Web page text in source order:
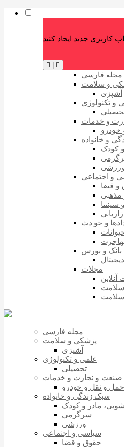
مجله فارسی
و سلامت
آشپزی
و تکنولوژی
و خدمات
خودرو
و خانواده
و کودک
ورزشی
و اجتماعی
و قضا
مذهبی
سینما
و حوادث
بانک و بورس
مجلات
آنلاین
سلامت
مجله فارسی
پزشکی و سلامت
آشپزی
علمی و تکنولوژی
تحصیلی
صنعت و تجارت و خدمات
حمل و نقل و خودرو
سبک زندگی و خانواده
مادر و کودک
سرگرمی
ورزشی
سیاسی و اجتماعی
حقوق و قضا